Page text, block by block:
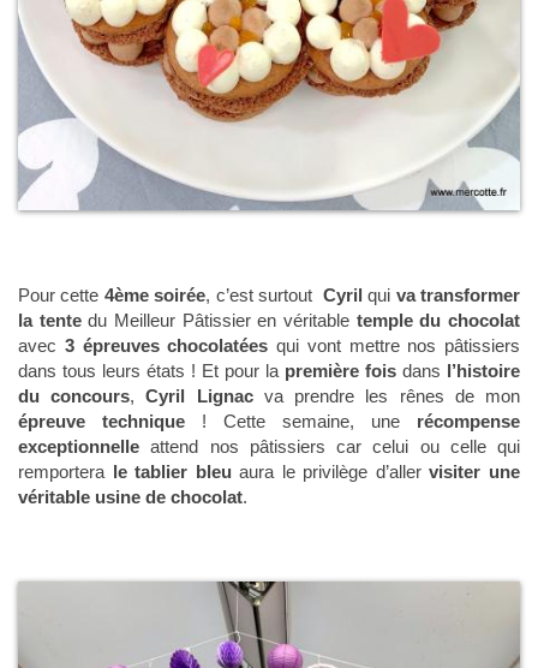
Pour cette 4ème soirée, c’est surtout Cyrilqui va transformer
la tentedu Meilleur Pâtissier en véritable temple du chocolat
avec 3 épreuves chocolatées qui vont mettre nos pâtissiers
dans tous leurs états ! Et pour la première fois dans l’histoire
du concours,Cyril Lignacva prendre les rênes de mon
épreuve technique ! Cette semaine, une récompense
exceptionnelle attend nos pâtissiers car celui ou celle qui
remportera le tablier bleu aura le privilège d’allervisiter une
véritable usine de chocolat.